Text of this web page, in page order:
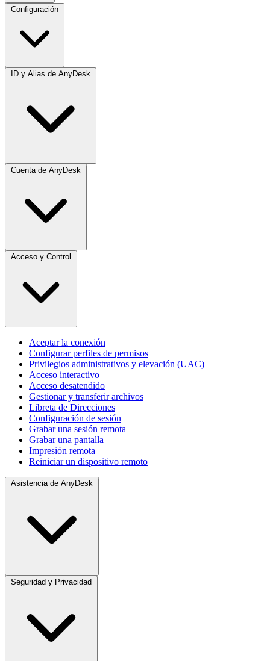
Configuración
ID y Alias de AnyDesk
Cuenta de AnyDesk
Acceso y Control
Aceptar la conexión
Configurar perfiles de permisos
Privilegios administrativos y elevación (UAC)
Acceso interactivo
Acceso desatendido
Gestionar y transferir archivos
Libreta de Direcciones
Configuración de sesión
Grabar una sesión remota
Grabar una pantalla
Impresión remota
Reiniciar un dispositivo remoto
Asistencia de AnyDesk
Seguridad y Privacidad